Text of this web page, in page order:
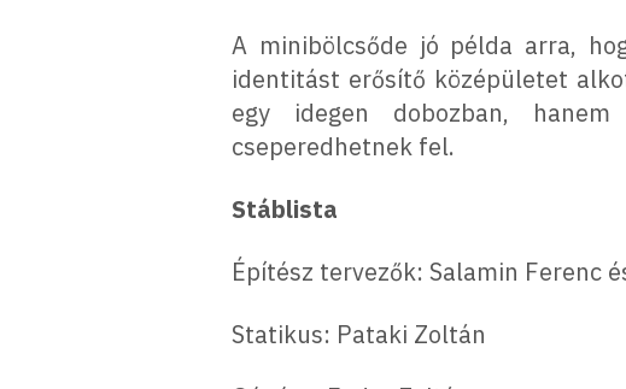
A minibölcsőde jó példa arra,
identitást erősítő középületet
egy idegen dobozban,
cseperedhetnek fel.
Stáblista
Építész tervezők: Salamin Ferenc
Statikus: Pataki Zoltán